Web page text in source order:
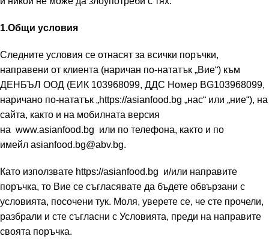
1.Общи условия
Следните условия се отнасят за всички поръчки,
направени от клиента (наричан по-нататък „Вие“) към
ДЕНБЪЛ ООД (ЕИК 103968099, ДДС Номер BG103968099,
наричано по-нататък „https://asianfood.bg „нас“ или „ние“), на
сайта, както и на мобилната версия
на www.asianfood.bg или по телефона, както и по
имейл asianfood.bg@abv.bg.
Като използвате https://asianfood.bg и/или направите
поръчка, то Вие се съгласявате да бъдете обвързани с
условията, посочени тук. Моля, уверете се, че сте прочели,
разбрали и сте съгласни с Условията, преди на направите
своята поръчка.